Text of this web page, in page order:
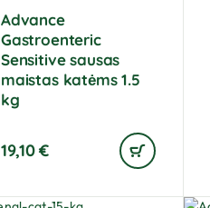
Advance
Gastroenteric
Sensitive sausas
maistas katėms 1.5
kg
19,10€